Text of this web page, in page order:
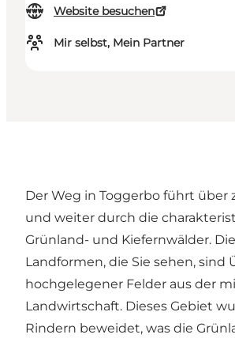
Website besuchen
Mir selbst, Mein Partner
Der Weg in Toggerbo führt über
und weiter durch die
Grünland- und Kiefernwälder.
Landformen, die Sie sehen, sind
hochgelegener Felder aus der
Landwirtschaft. Dieses Gebiet
Rindern beweidet, was die